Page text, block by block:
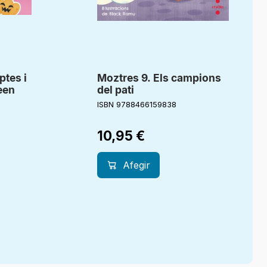
i
Moztres 9. Els campions
del pati
ISBN 9788466159838
10,95 €
Afegir